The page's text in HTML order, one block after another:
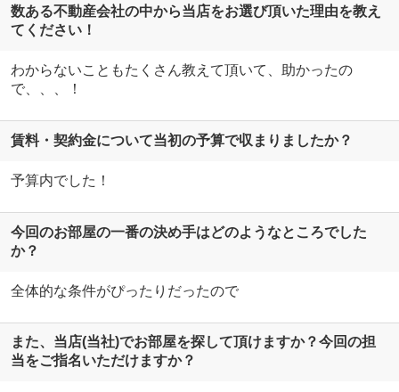
数ある不動産会社の中から当店をお選び頂いた理由を教え
てください！
わからないこともたくさん教えて頂いて、助かったの
で、、、！
賃料・契約金について当初の予算で収まりましたか？
予算内でした！
今回のお部屋の一番の決め手はどのようなところでした
か？
全体的な条件がぴったりだったので
また、当店(当社)でお部屋を探して頂けますか？今回の担
当をご指名いただけますか？